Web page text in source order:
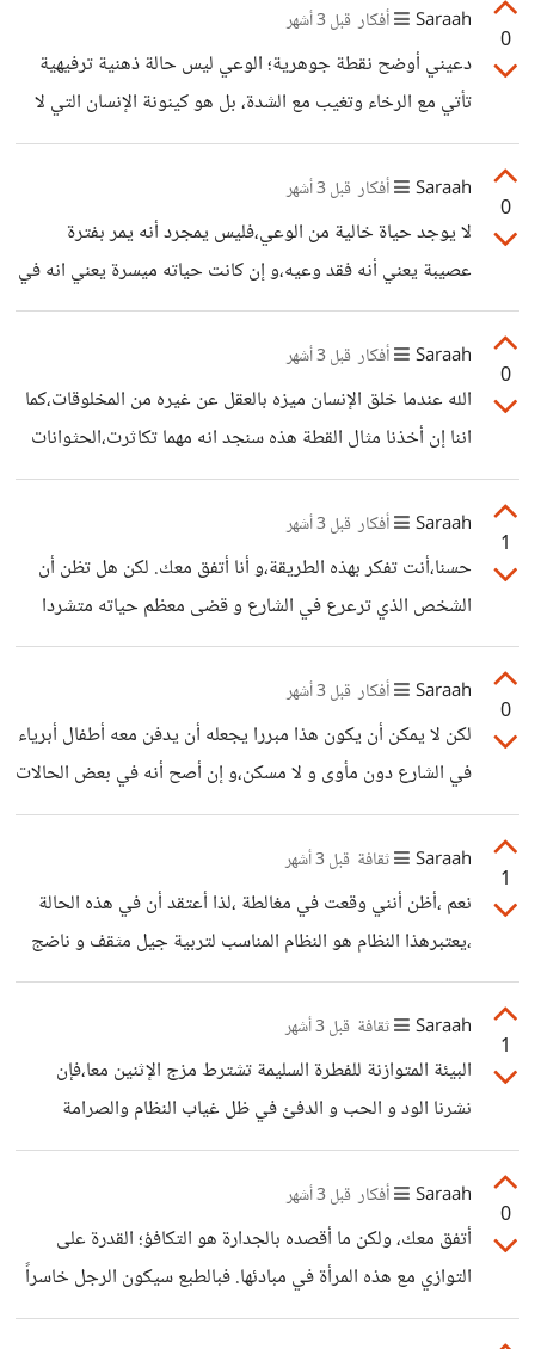
وجناية عندما يتجاوز الفعل حدود الذات ليقع ضرره على أرواح
أخرى بريئة. أن يقرر أبوان الإنجاب في الشارع، فهما لا يمارسان
فعلاً بيولوجياً فحسب، بل يمارسان تعدياً صارخاً على أطفال لا
يملكون وسيلة للدفاع عن أنفسهم.
0
Saraah أفكار قبل 3 أشهر
دعيني أوضح نقطة جوهرية؛ الوعي ليس حالة ذهنية ترفيهية
تأتي مع الرخاء وتغيب مع الشدة، بل هو كينونة الإنسان التي لا
تنفصل عنه. فليس بمجرد أن يمر المرء بظروف عصيبة يعني أنه
فاقد لأهليته أو مغيب عن الواقع. لقد خلقنا الله بوعي الأفعال
الذي يظل حاضراً دوماً، سواء كان الفعل مشرفاً أو شنيعاً. والفقر،
مهما بلغت قسوته، لا يسلب الإنسان قدرته على طرح السؤال
المصيري قبل الإقدام على الفعل: هل أنا قادر على تحمل تبعات
0
Saraah أفكار قبل 3 أشهر
لا يوجد حياة خالية من الوعي،فليس يمجرد أنه يمر بفترة
عصيبة يعني أنه فقد وعيه،و إن كانت حياته ميسرة يعني انه في
كامل وعيه. الوعي لا يقاس بالمحيط،يمكن إن كنت تحدثينني عن
وعي الأفكار أما وعي الأفعال فهو حاصر دائما ،سواء كان فعلا
مشرفا أو شنيئا .
0
Saraah أفكار قبل 3 أشهر
الله عندما خلق الإنسان ميزه بالعقل عن غيره من المخلوقات،كما
اننا إن أخذنا مثال القطة هذه سنجد انه مهما تكاثرت،الحثوانات
لديهم غريزة تساعدهم على العثور عن الطعام و المأوى و تحمل
مسؤوليتهم حتى لو كانوا صغارا،يمكنهم الصمود و العثور دائما
على مخرج.أما الأطفال فلا بد ان يكون هناك مسؤول عنهم
يراقبهم ويهتم بأمرهم.
1
Saraah أفكار قبل 3 أشهر
حسنا،أنت تفكر بهذه الطريقة،و أنا أتفق معك. لكن هل تظن أن
الشخص الذي ترعرع في الشارع و قضى معظم حياته متشردا
في الأزقة،دون مأوى،دون طعام،دون ملبس،دون تعليم،سيرى
الصورة من هذا المنظور؟ و يفكر بهذه الطريقة؟ الحقيقة انه
قضى معظم أيامه في الشارع و لم يفكر أبدا في العمل بل اقتصر
على التسول،و حتى و إن فكر في الحصول على وظيفة يجني بها
قوته فلم تنجح فكرته هذه. أي أنه في بغض الحالات التي تكون
0
Saraah أفكار قبل 3 أشهر
لكن لا يمكن أن يكون هذا مبررا يجعله أن يدفن معه أطفال أبرياء
في الشارع دون مأوى و لا مسكن،و إن أصح أنه في بعض الحالات
الشائعة بعضهم يفكر في مصير هذا الكفل ،لكن في كاسثمار مهني
يجني به قوت يومه،و هذه تعتبر نرجسية من شخصين بالغين .
1
Saraah ثقافة قبل 3 أشهر
نعم ،أظن أنني وقعت في مغالطة ،لذا أعتقد أن في هذه الحالة
،يعتبرهذا النظام هو النظام المناسب لتربية جيل مثقف و ناضج
ذو فطرة سليمة.
1
Saraah ثقافة قبل 3 أشهر
البيئة المتوازنة للفطرة السليمة تشترط مزج الإثنين معا،فإن
نشرنا الود و الحب و الدفئ في ظل غياب النظام والصرامة
فستعم الفوضى.و إن كنا منضبيطين صارمين حتى في أبسط
الأمور فسيأدي إلى تبلد في المشاعر و حرمان من الدفئ العائلي
الذي قد يسبب للشخص نفورا اجتماعيا فيما بعد .
0
Saraah أفكار قبل 3 أشهر
أتفق معك، ولكن ما أقصده بالجدارة هو التكافؤ؛ القدرة على
التوازي مع هذه المرأة في مبادئها. فبالطبع سيكون الرجل خاسراً
إن لم يقدرها، ولكنه سيكون نرجسياً إن حاول استهلاك طهرها